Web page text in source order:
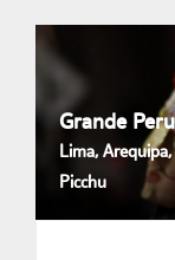
Grande Peru
Lima,
Picchu